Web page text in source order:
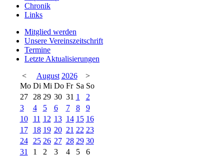
Chronik
Links
Mitglied werden
Unsere Vereinszeitschrift
Termine
Letzte Aktualisierungen
<
August 2026
>
Mo Di Mi Do Fr Sa So
27
28 29 30 31 1
2
3
4 5 6 7 8
9
10
11 12 13 14 15 16
17
18 19 20 21 22 23
24
25 26 27 28 29 30
31
1 2 3 4 5 6